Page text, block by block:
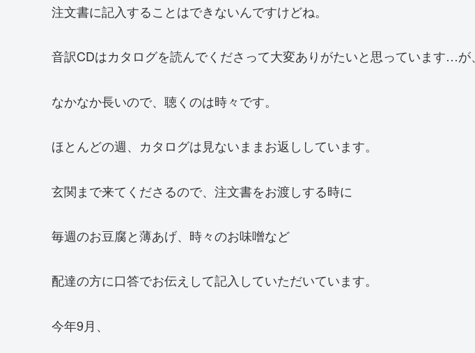
注文書に記入することはできないんですけどね。
音訳CDはカタログを読んでくださって大変ありがたいと思っています…が、
なかなか長いので、聴くのは時々です。
ほとんどの週、カタログは見ないままお返ししています。
玄関まで来てくださるので、注文書をお渡しする時に
毎週のお豆腐と薄あげ、時々のお味噌など
配達の方に口答でお伝えして記入していただいています。
今年9月、